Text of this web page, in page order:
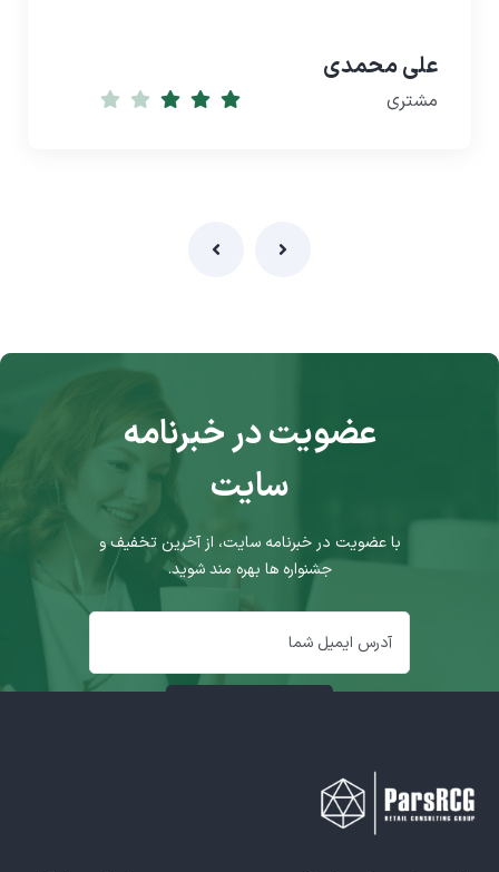
علی محمدی
مشتری
عضویت در خبرنامه
سایت
با عضویت در خبرنامه سایت، از آخرین تخفیف و
جشنواره ها بهره مند شوید.